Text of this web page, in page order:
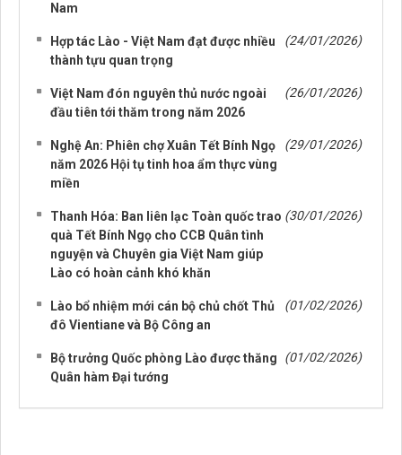
Nam
Hợp tác Lào - Việt Nam đạt được nhiều
thành tựu quan trọng
(24/01/2026)
Việt Nam đón nguyên thủ nước ngoài
đầu tiên tới thăm trong năm 2026
(26/01/2026)
Nghệ An: Phiên chợ Xuân Tết Bính Ngọ
năm 2026 Hội tụ tinh hoa ẩm thực vùng
miền
(29/01/2026)
Thanh Hóa: Ban liên lạc Toàn quốc trao
quà Tết Bính Ngọ cho CCB Quân tình
nguyện và Chuyên gia Việt Nam giúp
Lào có hoàn cảnh khó khăn
(30/01/2026)
Lào bổ nhiệm mới cán bộ chủ chốt Thủ
đô Vientiane và Bộ Công an
(01/02/2026)
Bộ trưởng Quốc phòng Lào được thăng
Quân hàm Đại tướng
(01/02/2026)